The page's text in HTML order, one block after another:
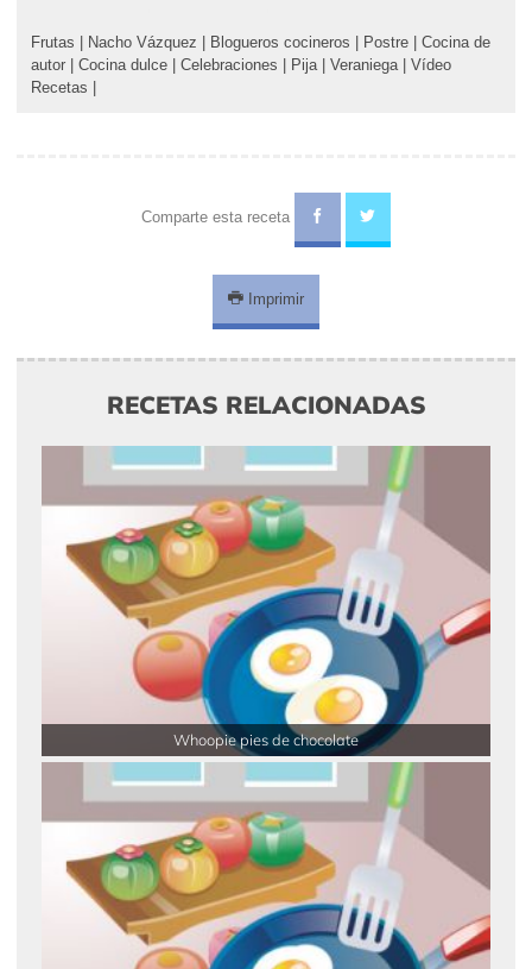
Frutas Nacho Vázquez Blogueros cocineros Postre
Cocina de
autor
Cocina dulce Celebraciones Pija| Veraniega| Vídeo
Recetas
Comparte esta receta
Imprimir
RECETAS RELACIONADAS
Whoopie pies de chocolate